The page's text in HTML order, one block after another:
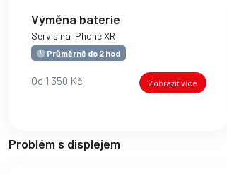
Výměna baterie
Servis na iPhone XR
Průměrně do 2 hod
Od 1 350 Kč Zobrazit více
Problém s displejem